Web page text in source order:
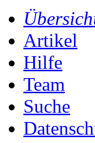
Artikel
Hilfe
Team
Suche